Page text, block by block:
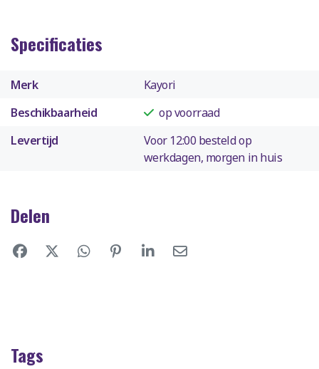
Specificaties
Merk
Kayori
Beschikbaarheid
op voorraad
Levertijd
Voor 12:00 besteld op
werkdagen, morgen in huis
Delen
Tags